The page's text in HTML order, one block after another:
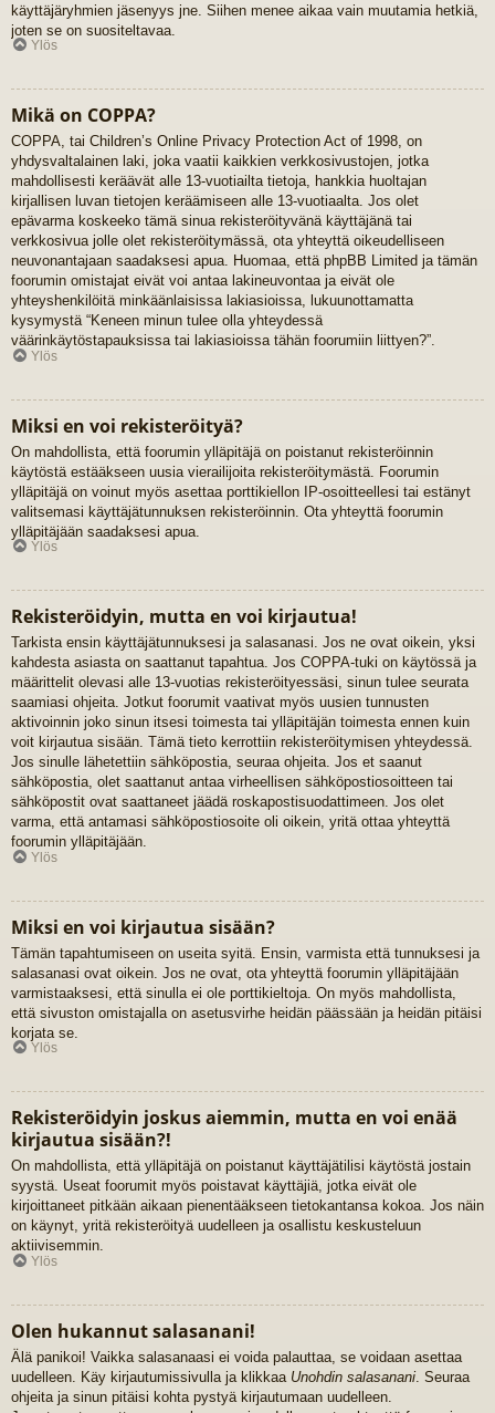
käyttäjäryhmien jäsenyys jne. Siihen menee aikaa vain muutamia hetkiä,
joten se on suositeltavaa.
Ylös
Mikä on COPPA?
COPPA, tai Children’s Online Privacy Protection Act of 1998, on
yhdysvaltalainen laki, joka vaatii kaikkien verkkosivustojen, jotka
mahdollisesti keräävät alle 13-vuotiailta tietoja, hankkia huoltajan
kirjallisen luvan tietojen keräämiseen alle 13-vuotiaalta. Jos olet
epävarma koskeeko tämä sinua rekisteröityvänä käyttäjänä tai
verkkosivua jolle olet rekisteröitymässä, ota yhteyttä oikeudelliseen
neuvonantajaan saadaksesi apua. Huomaa, että phpBB Limited ja tämän
foorumin omistajat eivät voi antaa lakineuvontaa ja eivät ole
yhteyshenkilöitä minkäänlaisissa lakiasioissa, lukuunottamatta
kysymystä “Keneen minun tulee olla yhteydessä
väärinkäytöstapauksissa tai lakiasioissa tähän foorumiin liittyen?”.
Ylös
Miksi en voi rekisteröityä?
On mahdollista, että foorumin ylläpitäjä on poistanut rekisteröinnin
käytöstä estääkseen uusia vierailijoita rekisteröitymästä. Foorumin
ylläpitäjä on voinut myös asettaa porttikiellon IP-osoitteellesi tai estänyt
valitsemasi käyttäjätunnuksen rekisteröinnin. Ota yhteyttä foorumin
ylläpitäjään saadaksesi apua.
Ylös
Rekisteröidyin, mutta en voi kirjautua!
Tarkista ensin käyttäjätunnuksesi ja salasanasi. Jos ne ovat oikein, yksi
kahdesta asiasta on saattanut tapahtua. Jos COPPA-tuki on käytössä ja
määrittelit olevasi alle 13-vuotias rekisteröityessäsi, sinun tulee seurata
saamiasi ohjeita. Jotkut foorumit vaativat myös uusien tunnusten
aktivoinnin joko sinun itsesi toimesta tai ylläpitäjän toimesta ennen kuin
voit kirjautua sisään. Tämä tieto kerrottiin rekisteröitymisen yhteydessä.
Jos sinulle lähetettiin sähköpostia, seuraa ohjeita. Jos et saanut
sähköpostia, olet saattanut antaa virheellisen sähköpostiosoitteen tai
sähköpostit ovat saattaneet jäädä roskapostisuodattimeen. Jos olet
varma, että antamasi sähköpostiosoite oli oikein, yritä ottaa yhteyttä
foorumin ylläpitäjään.
Ylös
Miksi en voi kirjautua sisään?
Tämän tapahtumiseen on useita syitä. Ensin, varmista että tunnuksesi ja
salasanasi ovat oikein. Jos ne ovat, ota yhteyttä foorumin ylläpitäjään
varmistaaksesi, että sinulla ei ole porttikieltoja. On myös mahdollista,
että sivuston omistajalla on asetusvirhe heidän päässään ja heidän pitäisi
korjata se.
Ylös
Rekisteröidyin joskus aiemmin, mutta en voi enää
kirjautua sisään?!
On mahdollista, että ylläpitäjä on poistanut käyttäjätilisi käytöstä jostain
syystä. Useat foorumit myös poistavat käyttäjiä, jotka eivät ole
kirjoittaneet pitkään aikaan pienentääkseen tietokantansa kokoa. Jos näin
on käynyt, yritä rekisteröityä uudelleen ja osallistu keskusteluun
aktiivisemmin.
Ylös
Olen hukannut salasanani!
Älä panikoi! Vaikka salasanaasi ei voida palauttaa, se voidaan asettaa
uudelleen. Käy kirjautumissivulla ja klikkaa Unohdin salasanani . Seuraa
ohjeita ja sinun pitäisi kohta pystyä kirjautumaan uudelleen.